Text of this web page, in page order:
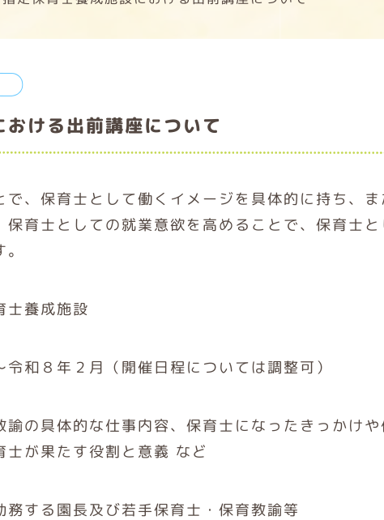
ける出前講座について
で、保育士として働くイメージを具体的に持ち、
保育士としての就業意欲を高めることで、保育士
士養成施設
和８年２月（開催日程については調整可）
諭の具体的な仕事内容、保育士になったきっかけ
が果たす役割と意義 など
する園長及び若手保育士・保育教諭等